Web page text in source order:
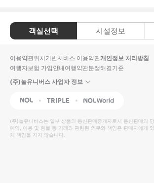
객실선택 시설정보
이용약관위치기반서비스 이용약관개인정보 처리방침
여행자보험 가입안내여행약관분쟁해결기준
(주)놀유니버스 사업자 정보
NOL Triple Interpark Global
(주)놀유니버스는 일부 상품의 통신판매중개자로서 통신판매의
예약, 이용 및 환불 등 거래와 관련된 의무와 책임은 판매자에게
체 책임을 지지 않습니다.